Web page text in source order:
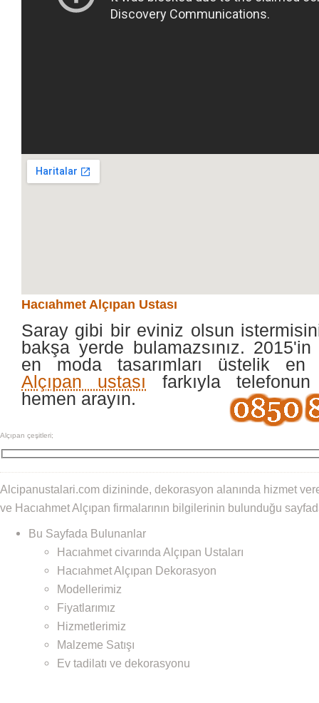
Hacıahmet Alçıpan Ustası
Saray gibi bir eviniz olsun
bakşa yerde bulamazsınız.
en moda tasarımları üstelik
Alçıpan ustası farkıyla
hemen arayın.
Alçıpan çeşitleri;
Alcipanustalari.com dizininde, dekorasyon alanında hizmet
ve Hacıahmet Alçıpan firmalarının bilgilerinin bulunduğu
Bu Sayfada Bulunanlar
Hacıahmet civarında Alçıpan Ustaları
Hacıahmet Alçıpan Dekorasyon
Modellerimiz
Fiyatlarımız
Hizmetlerimiz
Malzeme Satışı
Ev tadilatı ve dekorasyonu